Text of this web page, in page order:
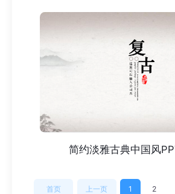
简约淡雅古典中国风
首页 上一页 1 2